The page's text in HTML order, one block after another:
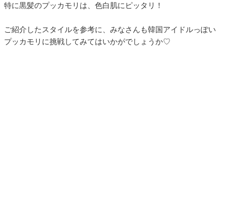
特に黒髪のプッカモリは、色白肌にピッタリ！
ご紹介したスタイルを参考に、みなさんも韓国アイドルっぽい
プッカモリに挑戦してみてはいかがでしょうか♡